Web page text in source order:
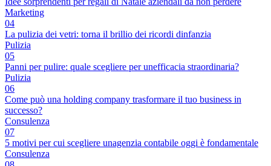
Marketing
04
La pulizia dei vetri: torna il brillio dei ricordi dinfanzia
Pulizia
05
Panni per pulire: quale scegliere per unefficacia straordinaria?
Pulizia
06
Come può una holding company trasformare il tuo business in
successo?
Consulenza
07
5 motivi per cui scegliere unagenzia contabile oggi è fondamentale
Consulenza